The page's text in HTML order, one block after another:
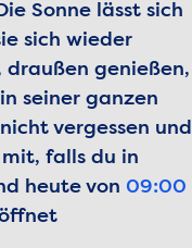
Die Sonne lässt sich
sich wieder
draußen genießen,
seiner ganzen
vergessen und
falls du in
heute von 09:00